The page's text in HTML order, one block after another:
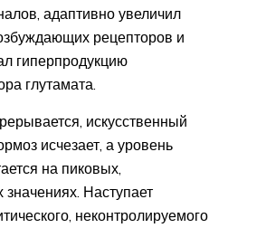
адаптивно увеличил
рецепторов и
гиперпродукцию
глутамата.
искусственный
исчезает, а уровень
на пиковых,
Наступает
неконтролируемого